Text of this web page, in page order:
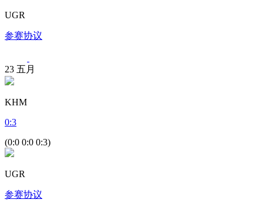
UGR
参赛协议
23 五月
KHM
0:3
(0:0 0:0 0:3)
UGR
参赛协议